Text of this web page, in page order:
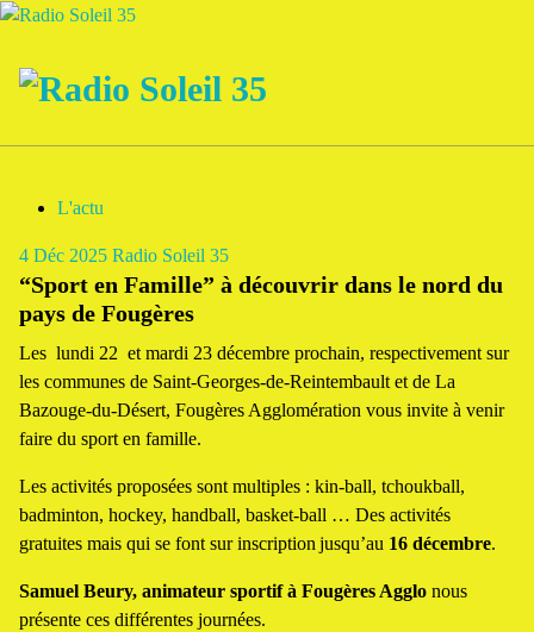
Aller
contenu
L'actu
4 Déc 2025 Radio Soleil 35
“Sport en Famille” à découvrir dans le nord du
pays de Fougères
Les lundi 22 et mardi 23 décembre prochain, respectivement sur
les communes de Saint-Georges-de-Reintembault et de La
Bazouge-du-Désert, Fougères Agglomération vous invite à venir
faire du sport en famille.
Les activités proposées sont multiples : kin-ball, tchoukball,
badminton, hockey, handball, basket-ball … Des activités
gratuites mais qui se font sur inscription jusqu’au 16 décembre.
Samuel Beury, animateur sportif à Fougères Agglo nous
présente ces différentes journées.